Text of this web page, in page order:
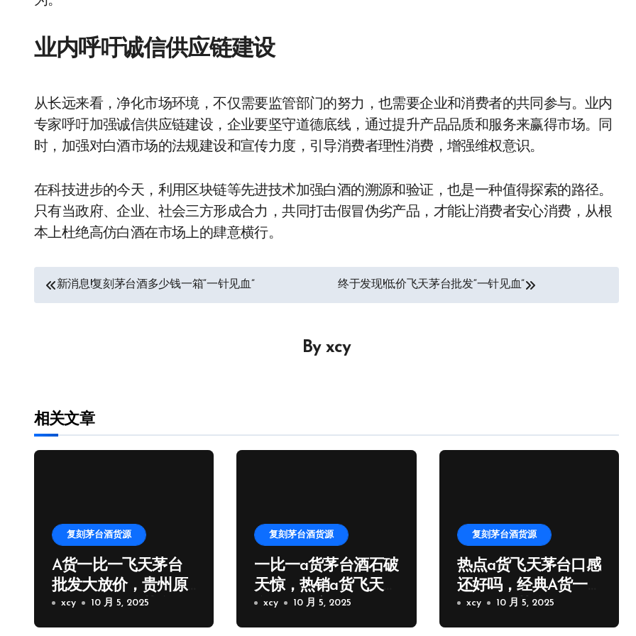
业内呼吁诚信供应链建设
从长远来看，净化市场环境，不仅需要监管部门的努力，也需要企业和消费者的共同参与。业内
专家呼吁加强诚信供应链建设，企业要坚守道德底线，通过提升产品品质和服务来赢得市场。同
时，加强对白酒市场的法规建设和宣传力度，引导消费者理性消费，增强维权意识。
在科技进步的今天，利用区块链等先进技术加强白酒的溯源和验证，也是一种值得探索的路径。
只有当政府、企业、社会三方形成合力，共同打击假冒伪劣产品，才能让消费者安心消费，从根
本上杜绝高仿白酒在市场上的肆意横行。
文新消息!复刻茅台酒多少钱一箱“一针见血” 终于发现!低价飞天茅台批发“一针见血”
By xcy
相关文章
复刻茅台酒货源
A货一比一飞天茅台
批发大放价，贵州原
厂一比一飞天茅台拿
货
xcy 10 月 5, 2025
复刻茅台酒货源
一比一a货茅台酒石破
天惊，热销a货飞天茅
台批发厂家微信
xcy 10 月 5, 2025
复刻茅台酒货源
热点a货飞天茅台口感
还好吗，经典A货一
比一飞天茅台批发
xcy 10 月 5, 2025